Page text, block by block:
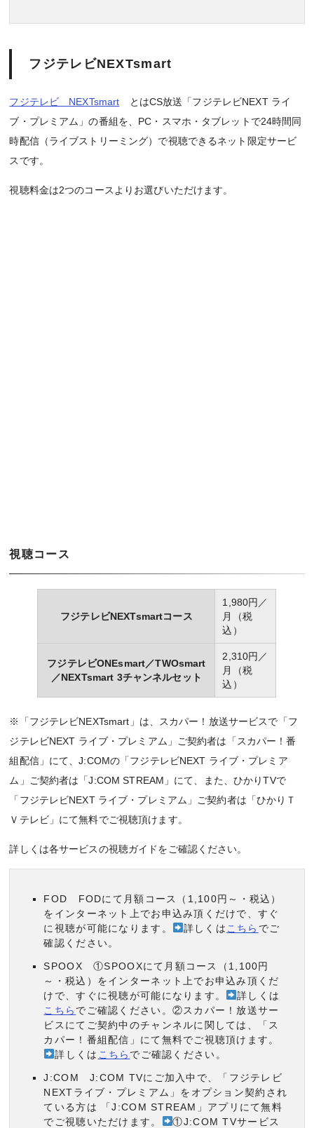
フジテレビNEXTsmart
フジテレビ NEXTsmart とはCS放送「フジテレビNEXT ライ
ブ・プレミアム」の番組を、PC・スマホ・タブレットで24時間同
時配信（ライブストリーミング）で視聴できるネット限定サービ
スです。
視聴料金は2つのコースよりお選びいただけます。
視聴コース
フジテレビNEXTsmartコース
1,980円／
月（税
込）
フジテレビONEsmart／TWOsmart
／NEXTsmart 3チャンネルセット
2,310円／
月（税
込）
※「フジテレビNEXTsmart」は、スカパー！放送サービスで「フ
ジテレビNEXT ライブ・プレミアム」ご契約者は「スカパー！番
組配信」にて、J:COMの「フジテレビNEXT ライブ・プレミア
ム」ご契約者は「J:COM STREAM」にて、また、ひかりTVで
「フジテレビNEXT ライブ・プレミアム」ご契約者は「ひかりＴ
Ｖテレビ」にて無料でご視聴頂けます。
詳しくは各サービスの視聴ガイドをご確認ください。
FOD FODにて月額コース（1,100円～・税込）
をインターネット上でお申込み頂くだけで、すぐ
に視聴が可能になります。
詳しくは こちら でご
確認ください。
SPOOX ①SPOOXにて月額コース（1,100円
～・税込）をインターネット上でお申込み頂くだ
けで、すぐに視聴が可能になります。
詳しくは
こちら でご確認ください。②スカパー！放送サー
ビスにてご契約中のチャンネルに関しては、「ス
カパー！番組配信」にて無料でご視聴頂けます。
詳しくは こちら でご確認ください。
J:COM J:COM TVにご加入中で、「フジテレビ
NEXTライブ・プレミアム」をオプション契約され
ている方は 「J:COM STREAM」アプリにて無料
でご視聴いただけます。
①J:COM TVサービス